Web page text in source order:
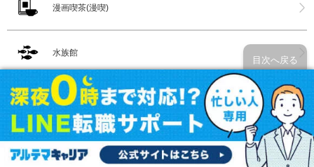
漫画喫茶(漫喫)
水族館
ホットヨガ
スポーツクラブ
目次へ戻る